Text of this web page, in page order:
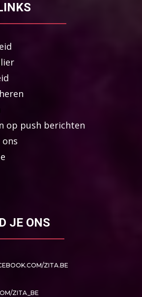
op push berichten
JE ONS
ZITA.BE
ZITA_BE